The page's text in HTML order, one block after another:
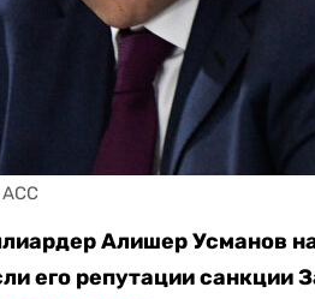
АСС
Алишер Усманов
его репутации санкции